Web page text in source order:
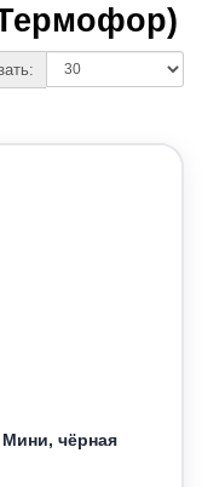
Мини, чёрная